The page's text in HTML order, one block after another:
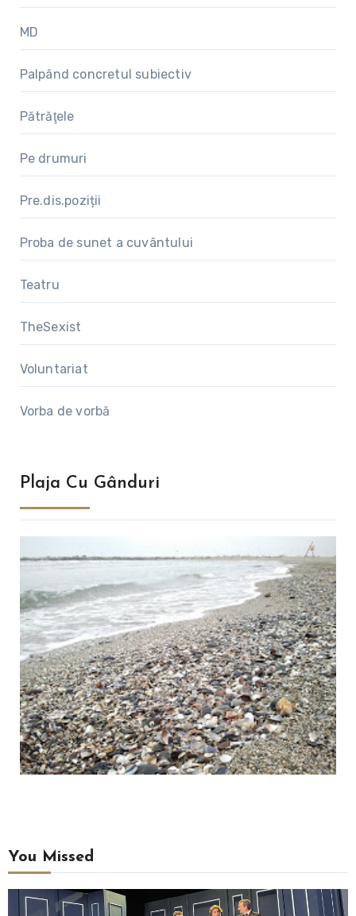
MD
Palpând concretul subiectiv
Pătrăţele
Pe drumuri
Pre.dis.poziții
Proba de sunet a cuvântului
Teatru
TheSexist
Voluntariat
Vorba de vorbă
Plaja Cu Gânduri
You Missed